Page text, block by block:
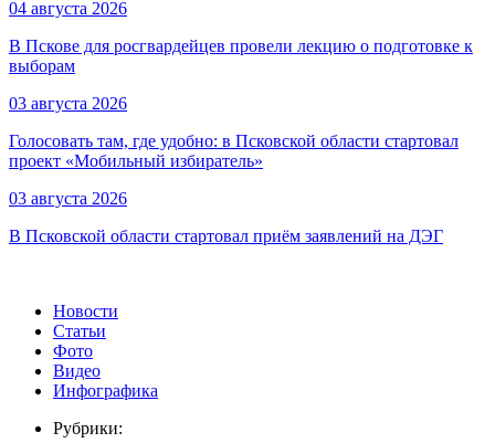
04 августа 2026
В Пскове для росгвардейцев провели лекцию о подготовке к
выборам
03 августа 2026
Голосовать там, где удобно: в Псковской области стартовал
проект «Мобильный избиратель»
03 августа 2026
В Псковской области стартовал приём заявлений на ДЭГ
Новости
Статьи
Фото
Видео
Инфографика
Рубрики: